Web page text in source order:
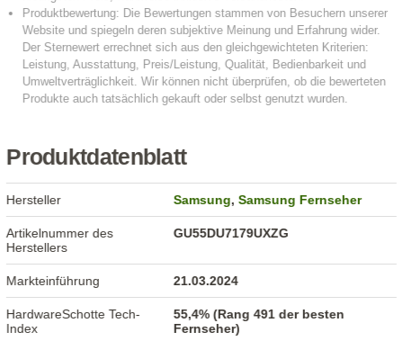
Produktdatenblatt
Hersteller Samsung,Samsung Fernseher
Artikelnummer des
Herstellers
GU55DU7179UXZG
Markteinführung 21.03.2024
HardwareSchotte Tech-
Index
55,4% (Rang 491 der besten
Fernseher)